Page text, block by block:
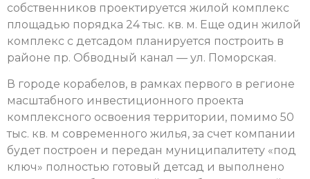
собственников проектируется жилой комплекс
площадью порядка 24 тыс. кв. м. Еще один жилой
комплекс с детсадом планируется построить в
районе пр. Обводный канал — ул. Поморская.
В городе корабелов, в рамках первого в регионе
масштабного инвестиционного проекта
комплексного освоения территории, помимо 50
тыс. кв. м современного жилья, за счет компании
будет построен и передан муниципалитету «под
ключ» полностью готовый детсад и выполнено